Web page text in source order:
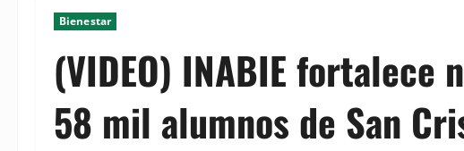
Bienestar
(VIDEO) INABIE fortalece
58 mil alumnos de San